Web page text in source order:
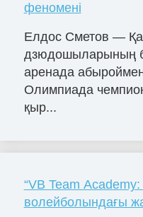
феномені
Елдос Сметов —
дзюдошыларының
аренада
Олимпиада
қыр...
“VB Team Academy:
волейболындағы